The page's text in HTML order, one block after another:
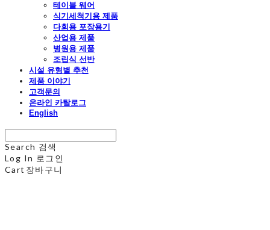
테이블 웨어
식기세척기용 제품
다회용 포장용기
산업용 제품
병원용 제품
조립식 선반
시설 유형별 추천
제품 이야기
고객문의
온라인 카탈로그
English
Search 검색
Log In 로그인
Cart 장바구니